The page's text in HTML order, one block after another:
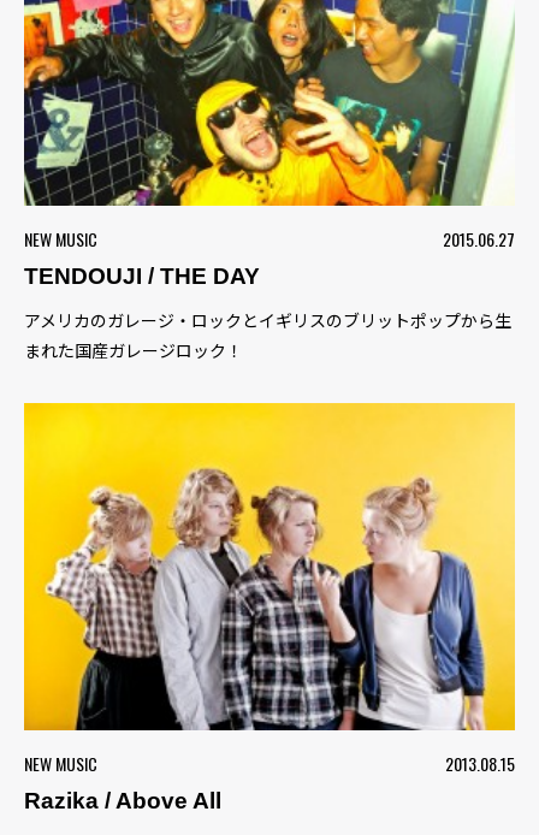
NEW MUSIC
2015.06.27
TENDOUJI / THE DAY
アメリカのガレージ・ロックとイギリスのブリットポップから生
まれた国産ガレージロック！
NEW MUSIC
2013.08.15
Razika / Above All